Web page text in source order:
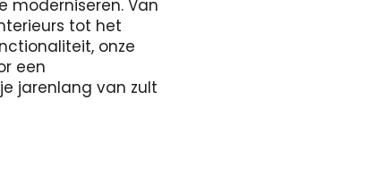
moderniseren. Van
tot het
onze
een
jarenlang van zult